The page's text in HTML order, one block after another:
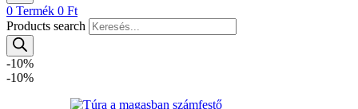
0 Termék 0 Ft
Products search
-10%
-10%